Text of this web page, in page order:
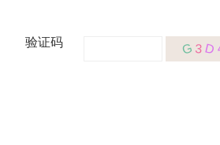
验证码 G 3 D